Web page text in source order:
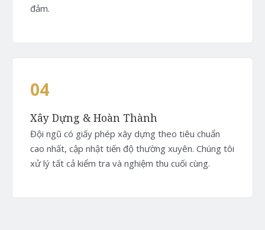
đảm.
04
Xây Dựng & Hoàn Thành
Đội ngũ có giấy phép xây dựng theo tiêu chuẩn
cao nhất, cập nhật tiến độ thường xuyên. Chúng tôi
xử lý tất cả kiểm tra và nghiệm thu cuối cùng.